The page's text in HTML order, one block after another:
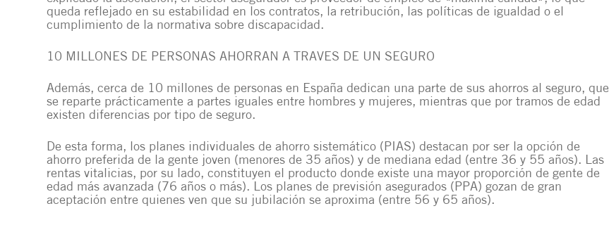
queda reflejado en su estabilidad en los contratos, la retribución, las políticas de igualdad o el
cumplimiento de la normativa sobre discapacidad.
10 MILLONES DE PERSONAS AHORRAN A TRAVES DE UN SEGURO
Además, cerca de 10 millones de personas en España dedican una parte de sus ahorros al seguro, que
se reparte prácticamente a partes iguales entre hombres y mujeres, mientras que por tramos de edad
existen diferencias por tipo de seguro.
De esta forma, los planes individuales de ahorro sistemático (PIAS) destacan por ser la opción de
ahorro preferida de la gente joven (menores de 35 años) y de mediana edad (entre 36 y 55 años). Las
rentas vitalicias, por su lado, constituyen el producto donde existe una mayor proporción de gente de
edad más avanzada (76 años o más). Los planes de previsión asegurados (PPA) gozan de gran
aceptación entre quienes ven que su jubilación se aproxima (entre 56 y 65 años).